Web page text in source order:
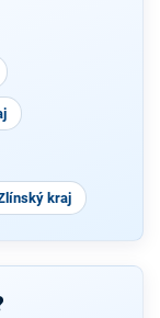
kraj